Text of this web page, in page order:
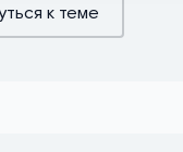
к теме